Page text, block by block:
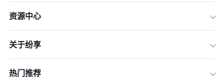
资源中心
关于纷享
热门推荐